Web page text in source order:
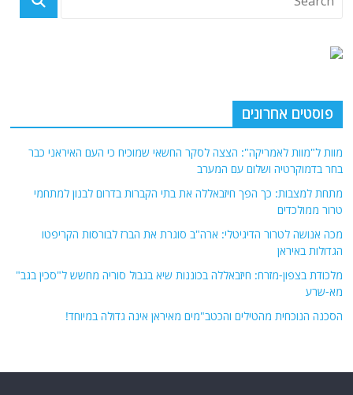
פוסטים אחרונים
מוות ל"מוות לאמריקה": הצצה לסקר החשאי שמוכיח כי העם האיראני כבר
בחר בדמוקרטיה ושלום עם המערב
מתחת למצבות: כך הפך חיזבאללה את בתי הקברות בדרום לבנון למתחמי
טרור ממולכדים
מכה אנושה לטרור הדיגיטלי: ארה"ב סוגרת את הברז לבורסות הקריפטו
הגדולות באיראן
מלכודת בצפון-מזרח: חיזבאללה בכוננות שיא בגבול סוריה מחשש ל"סכין בגב"
מא-שרע
הסכנה הנוכחית מהטילים והכטב"מים מאיראן אינה גדולה במיוחד!